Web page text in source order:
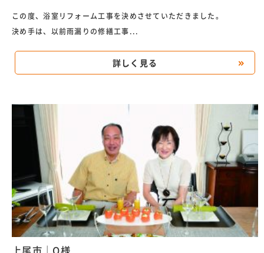
この度、浴室リフォーム工事を決めさせていただきました。
決め手は、以前雨漏りの修繕工事...
詳しく見る
上尾市｜O様